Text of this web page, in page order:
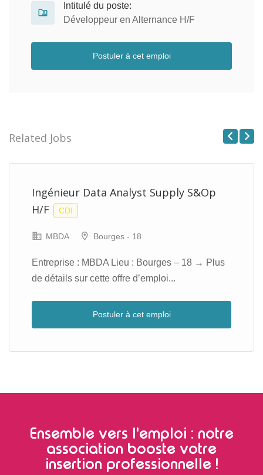
Intitulé du poste:
Développeur en Alternance H/F
Postuler à cet emploi
Related Jobs
Ingénieur Data Analyst Supply S&Op
H/F
CDI
MBDA Bourges - 18
Entreprise : MBDA Lieu : Bourges – 18 → Plus
de détails sur cette offre d’emploi...
Postuler à cet emploi
Ensemble vers l'emploi : notre
association booste votre
insertion professionnelle !